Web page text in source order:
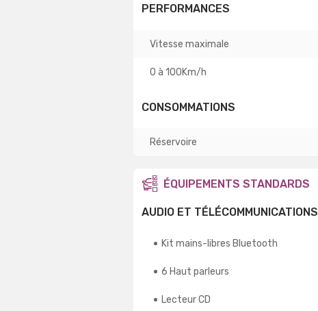
PERFORMANCES
Vitesse maximale
0 à 100Km/h
CONSOMMATIONS
Réservoire
ÉQUIPEMENTS STANDARDS
AUDIO ET TÉLÉCOMMUNICATIONS
Kit mains-libres Bluetooth
6 Haut parleurs
Lecteur CD